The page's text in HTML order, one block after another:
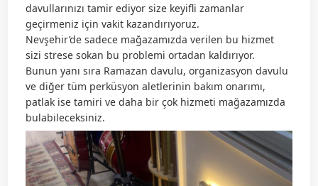
davullarınızı tamir ediyor size keyifli zamanlar
geçirmeniz için vakit kazandırıyoruz.
Nevşehir’de sadece mağazamızda verilen bu hizmet
sizi strese sokan bu problemi ortadan kaldırıyor.
Bunun yanı sıra Ramazan davulu, organizasyon davulu
ve diğer tüm perküsyon aletlerinin bakım onarımı,
patlak ise tamiri ve daha bir çok hizmeti mağazamızda
bulabileceksiniz.